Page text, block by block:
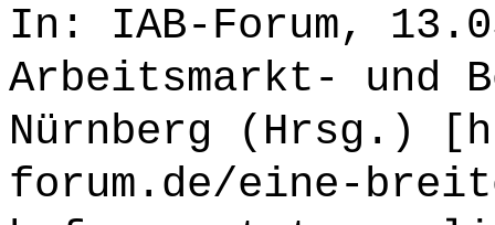
In: IAB-Forum,
Arbeitsmarkt- und
Nürnberg (Hrsg.)
forum.de/eine-